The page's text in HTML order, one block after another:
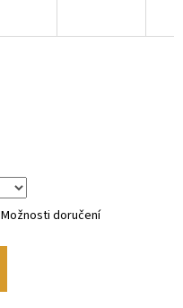
Možnosti doručení